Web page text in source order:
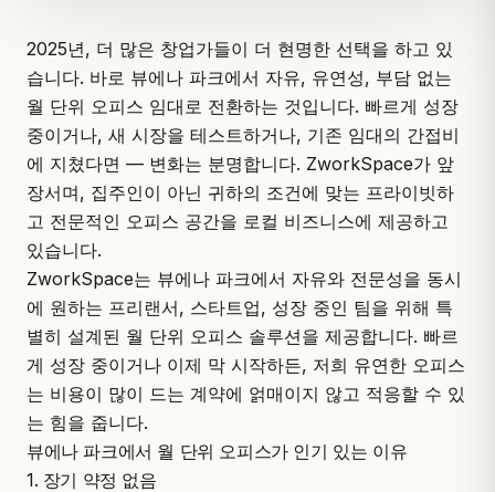
2025년, 더 많은 창업가들이 더 현명한 선택을 하고 있
습니다. 바로 뷰에나 파크에서 자유, 유연성, 부담 없는
월 단위 오피스 임대로 전환하는 것입니다. 빠르게 성장
중이거나, 새 시장을 테스트하거나, 기존 임대의 간접비
에 지쳤다면 — 변화는 분명합니다. ZworkSpace가 앞
장서며, 집주인이 아닌 귀하의 조건에 맞는 프라이빗하
고 전문적인 오피스 공간을 로컬 비즈니스에 제공하고
있습니다.
ZworkSpace는 뷰에나 파크에서 자유와 전문성을 동시
에 원하는 프리랜서, 스타트업, 성장 중인 팀을 위해 특
별히 설계된 월 단위 오피스 솔루션을 제공합니다. 빠르
게 성장 중이거나 이제 막 시작하든, 저희 유연한 오피스
는 비용이 많이 드는 계약에 얽매이지 않고 적응할 수 있
는 힘을 줍니다.
뷰에나 파크에서 월 단위 오피스가 인기 있는 이유
1. 장기 약정 없음